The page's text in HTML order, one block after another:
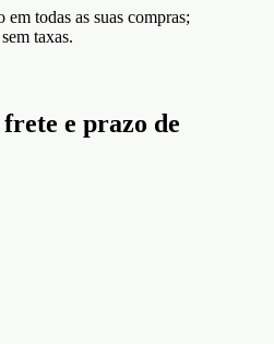
todas as suas compras;
taxas.
e prazo de